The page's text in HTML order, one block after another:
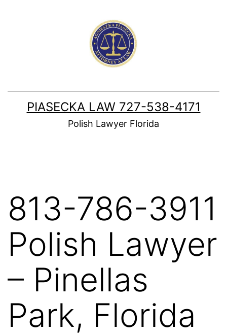
PIASECKA LAW 727-538-4171
Polish Lawyer Florida
813-786-3911
Polish Lawyer
– Pinellas
Park, Florida